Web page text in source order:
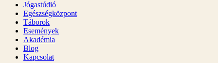
Jógastúdió
Egészségközpont
Táborok
Események
Akadémia
Blog
Kapcsolat